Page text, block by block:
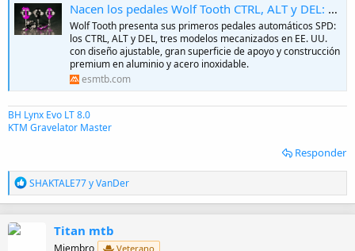
Nacen los pedales Wolf Tooth CTRL, ALT y DEL: específicos para Trail, XC y gravel
Wolf Tooth presenta sus primeros pedales automáticos SPD:
los CTRL, ALT y DEL, tres modelos mecanizados en EE. UU.
con diseño ajustable, gran superficie de apoyo y construcción
premium en aluminio y acero inoxidable.
esmtb.com
BH Lynx Evo LT 8.0
KTM Gravelator Master
Responder
R
e
a
SHAKTALE77yVanDer
Titan mtb
Miembro Veterano